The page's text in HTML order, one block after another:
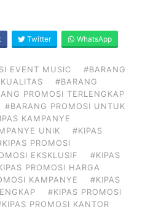
Twitter WhatsApp
EVENT MUSIC
#BARANG
#BARANG
PROMOSI TERLENGKAP
#BARANG PROMOSI UNTUK
KAMPANYE
UNIK
#KIPAS
PROMOSI
EKSKLUSIF
#KIPAS
PROMOSI HARGA
KAMPANYE
#KIPAS
#KIPAS PROMOSI
PROMOSI KANTOR